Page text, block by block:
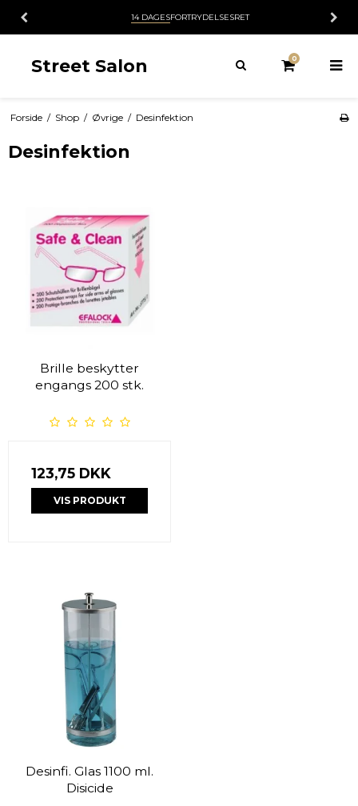
14 DAGESFORTRYDELSESRET
Street Salon 0
Forside / Shop / Øvrige / Desinfektion
Desinfektion
Brille beskytter
engangs 200 stk.
123,75 DKK
VIS PRODUKT
Desinfi. Glas 1100 ml.
Disicide